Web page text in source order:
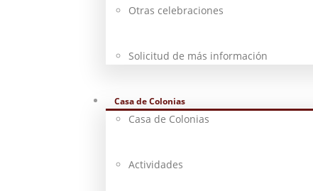
Otras celebraciones
Solicitud de más información
Casa de Colonias
Casa de Colonias
Actividades